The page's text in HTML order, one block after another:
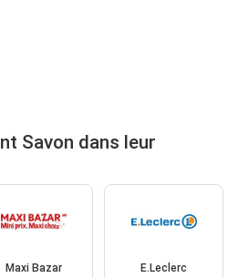
Savon dans leur
Maxi Bazar E.Leclerc